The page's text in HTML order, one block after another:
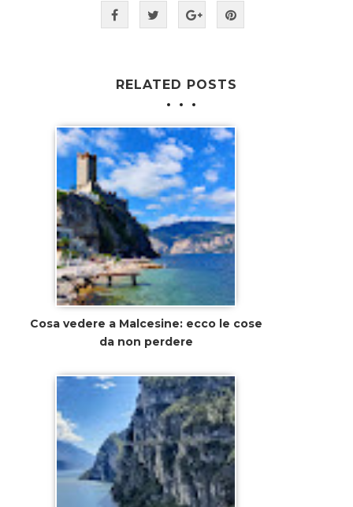
RELATED POSTS
Cosa vedere a Malcesine: ecco le cose
da non perdere